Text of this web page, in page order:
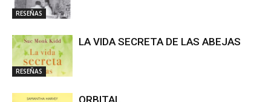
RESEÑAS
RESEÑAS
LA VIDA SECRETA DE LAS ABEJAS
ORBITAL